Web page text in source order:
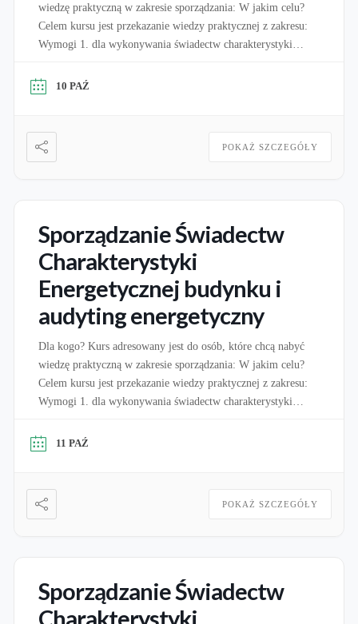
wiedzę praktyczną w zakresie sporządzania: W jakim celu?
Celem kursu jest przekazanie wiedzy praktycznej z zakresu:
Wymogi 1. dla wykonywania świadectw charakterystyki
energetycznej budynków świadectwa charakterystyki
10 PAŹ
POKAŻ SZCZEGÓŁY
Sporządzanie Świadectw
Charakterystyki
Energetycznej budynku i
audyting energetyczny
Dla kogo? Kurs adresowany jest do osób, które chcą nabyć
wiedzę praktyczną w zakresie sporządzania: W jakim celu?
Celem kursu jest przekazanie wiedzy praktycznej z zakresu:
Wymogi 1. dla wykonywania świadectw charakterystyki
energetycznej budynków świadectwa charakterystyki
11 PAŹ
POKAŻ SZCZEGÓŁY
Sporządzanie Świadectw
Charakterystyki